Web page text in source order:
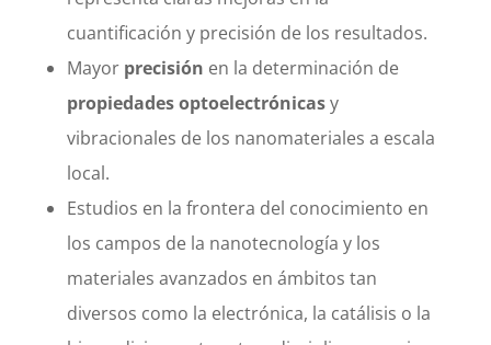
cuantificación y precisión de los resultados.
Mayor precisión en la determinación de
propiedades optoelectrónicasy
vibracionales de los nanomateriales a escala
local.
Estudios en la frontera del conocimiento en
los campos de la nanotecnología y los
materiales avanzados en ámbitos tan
diversos como la electrónica, la catálisis o la